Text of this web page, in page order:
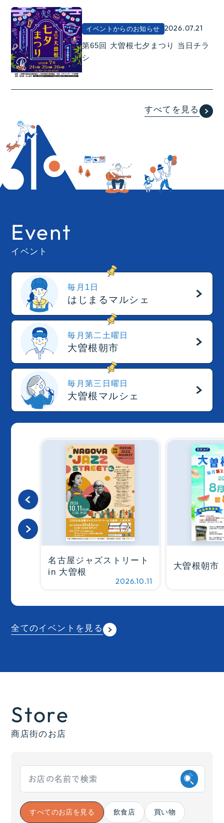
イベントからのお知らせ 2026.07.21
第65回 大曽根七夕まつり 当日チラ
シ
すべてを見る
Event
イベント
毎月1日
はじまるマルシェ
毎月第二土曜日
大曽根朝市
毎月第三日曜日
大曽根マルシェ
全てのイベントを見る
名古屋ジャズストリート
in 大曽根
2026.10.11
大曽根朝市
Store
商店街のお店
すべてのお店を見る 飲食店 買い物